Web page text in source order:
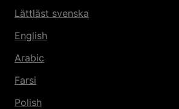
Lättläst svenska
English
Arabic
Farsi
Polish